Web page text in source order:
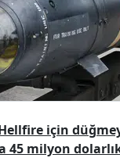
için
45 milyon